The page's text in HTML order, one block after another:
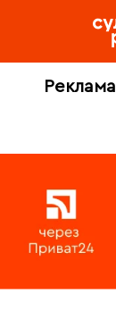
Реклама